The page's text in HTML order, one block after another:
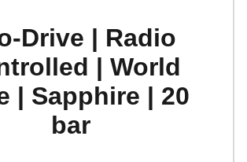
Drive | Radio
| World
| Sapphire | 20
bar